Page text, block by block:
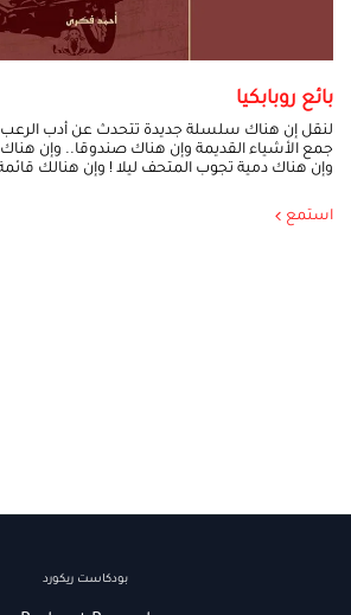
بائع روبابكيا
لنقل إن هناك سلسلة جديدة تتحدث عن أدب الرعب
جمع الأشياء القديمة وإن هناك صندوقا.. وإن هناك
وإن هناك دمية تجوب المتحف ليلا ! وإن هنالك
استمع
بودكاست ريكورد